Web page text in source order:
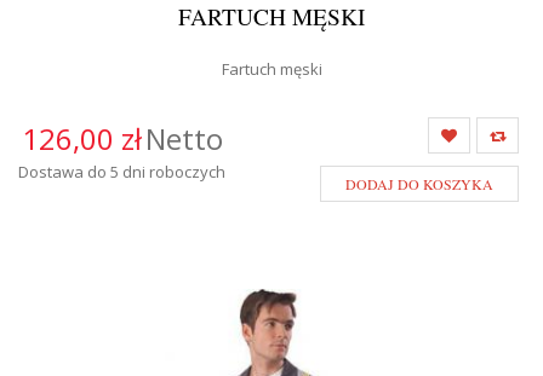
FARTUCH MĘSKI
Fartuch męski
126,00 złNetto
Dostawa do 5 dni roboczych
DODAJ DO KOSZYKA